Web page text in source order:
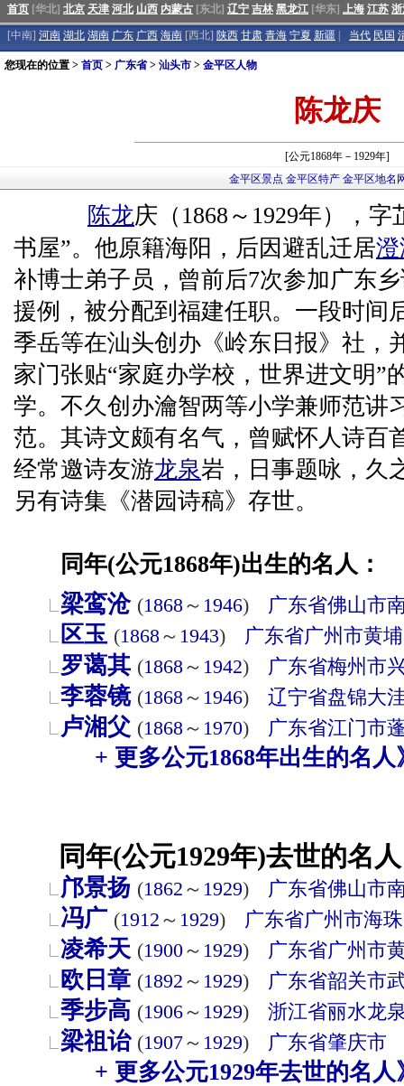
首页 [华北] 北京 天津 河北 山西 内蒙古 [东北] 辽宁 吉林 黑龙江 [华东] 上海 江苏
[中南] 河南 湖北 湖南 广东 广西 海南 [西北] 陕西 甘肃 青海 宁夏 新疆 当代 民国
您现在的位置 > 首页 > 广东省> 汕头市 > 金平区人物
陈龙庆
[公元1868年－1929年]
金平区景点 金平区特产 金平区地名
陈龙庆（1868～1929年），
书屋”。他原籍海阳，后因避乱迁居
补博士弟子员，曾前后7次参加广东
援例，被分配到福建任职。一段时间
季岳等在汕头创办《岭东日报》社，
家门张贴“家庭办学校，世界进文明”
学。不久创办瀹智两等小学兼师范讲
范。其诗文颇有名气，曾赋怀人诗百
经常邀诗友游龙泉岩，日事题咏，久
另有诗集《潜园诗稿》存世。
同年(公元1868年)出生的名人：
梁鸾沧 (1868～ 1946) 广东省佛山市
区玉 (1868～ 1943) 广东省广州市黄
罗蔼其 (1868～ 1942) 广东省梅州市
李蓉镜 (1868～ 1946) 辽宁省盘锦大
卢湘父 (1868～ 1970) 广东省江门市
+ 更多公元1868年出生的名人
同年(公元1929年)去世的名
邝景扬 (1862 ～ 1929) 广东省佛山市
冯广 (1912 ～ 1929) 广东省广州市海
凌希天 (1900～ 1929) 广东省广州市
欧日章 (1892 ～ 1929) 广东省韶关市
季步高 (1906～ 1929) 浙江省丽水龙
梁祖诒 (1907～ 1929) 广东省肇庆市
+ 更多公元1929年去世的名人